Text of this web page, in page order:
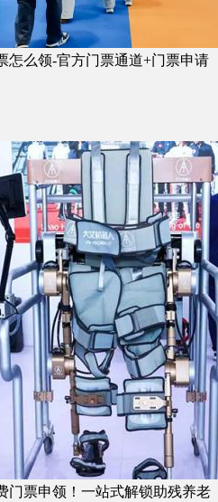
怎么领-官方门票通道+门票申请
门票申领！一站式解锁助残养老